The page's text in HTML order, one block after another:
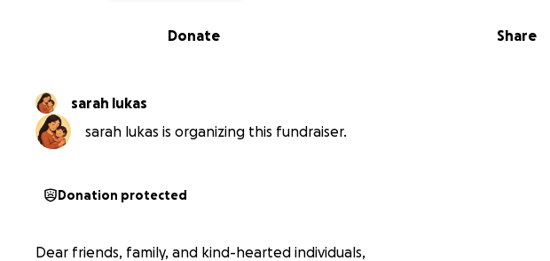
Share
Donate
sarah lukas
sarah lukas is organizing this fundraiser.
Donation protected
Dear friends, family, and kind-hearted individuals,